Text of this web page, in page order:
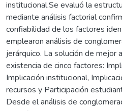
institucional.Se evaluó la
mediante análisis factorial
confiabilidad de los factores
emplearon análisis de
jerárquico. La solución de mejor
existencia de cinco factores:
Implicación institucional,
recursos y Participación
Desde el análisis de